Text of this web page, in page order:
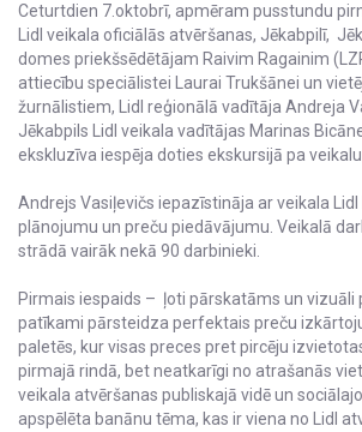
Ceturtdien 7.oktobrī, apmēram pusstundu
Lidl veikala oficiālās atvēršanas, Jēkabpilī,
domes priekšsēdētājam Raivim Ragainim
attiecību speciālistei Laurai Trukšānei un
žurnālistiem, Lidl reģionālā vadītāja Andreja
Jēkabpils Lidl veikala vadītājas Marinas
ekskluzīva iespēja doties ekskursijā pa veikalu.
Andrejs Vasiļevičs iepazīstināja ar veikala
plānojumu un preču piedāvājumu. Veikalā
strādā vairāk nekā 90 darbinieki.
Pirmais iespaids – ļoti pārskatāms un vizuāli
patīkami pārsteidza perfektais preču
paletēs, kur visas preces pret pircēju
pirmajā rindā, bet neatkarīgi no atrašanās
veikala atvēršanas publiskajā vidē un
apspēlēta banānu tēma, kas ir viena no Lidl